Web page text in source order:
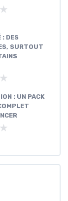
: DES
SURTOUT
: UN PACK